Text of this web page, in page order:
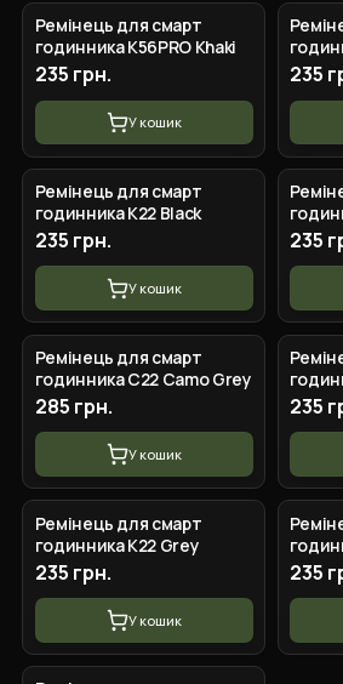
Ремінець для смарт
годинника K56PRO Khaki
235 грн.
У кошик
235
Ремінець для смарт
годинника K22 Black
235 грн.
У кошик
235
Ремінець для смарт
годинника C22 Camo Grey
285 грн.
У кошик
235
Ремінець для смарт
годинника K22 Grey
235 грн.
У кошик
235